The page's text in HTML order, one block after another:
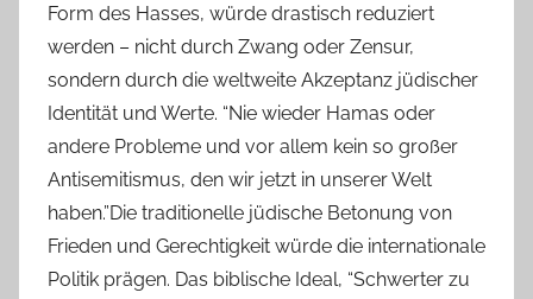
Form des Hasses, würde drastisch reduziert
werden – nicht durch Zwang oder Zensur,
sondern durch die weltweite Akzeptanz jüdischer
Identität und Werte. “Nie wieder Hamas oder
andere Probleme und vor allem kein so großer
Antisemitismus, den wir jetzt in unserer Welt
haben.”Die traditionelle jüdische Betonung von
Frieden und Gerechtigkeit würde die internationale
Politik prägen. Das biblische Ideal, “Schwerter zu